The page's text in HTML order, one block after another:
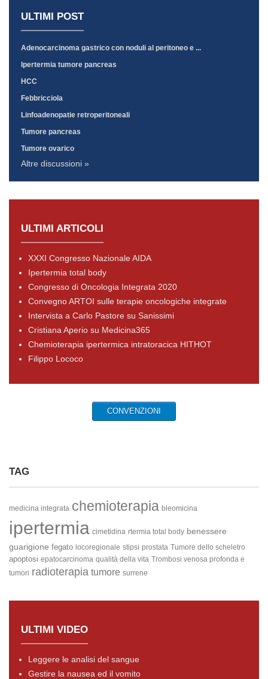
ULTIMI POST
Adenocarcinoma gastrico con noduli al peritoneo e ...
Ipertermia tumore pancreas
HCC
Febbricciola
Linfoadenopatie retroperitoneali
Tumore pancreas
Tumore ovarico
Altre discussioni »
ULTIMI ARTICOLI
XXXI Congresso Nazionale AIDA
Ipertermia total body
Congresso di Oncologia Integrata 2020
Convegno ARTOI sulle terapie oncologiche integrate
Intervista a Carlo Pastore su Sanissimi
Cristiana Aperio su Medicina365
Chemioterapia ipertermica intratoracica HITHOT
Filippo Lococo
CONVENZIONI
TAG
medicina integrata chemioterapia bleomicina
ipertermia cimetidina rtermia total body benessere
guarigione fegato locoregionale stipsi prostata Tumore dello scheletro
apoptosi epatocarcinoma qualità della vita Trombosi venosa profonda e
tumori radioterapia tumore surrene
ULTIMI VIDEO
Leggere le analisi del sangue
Gestire la nausea ed il vomito